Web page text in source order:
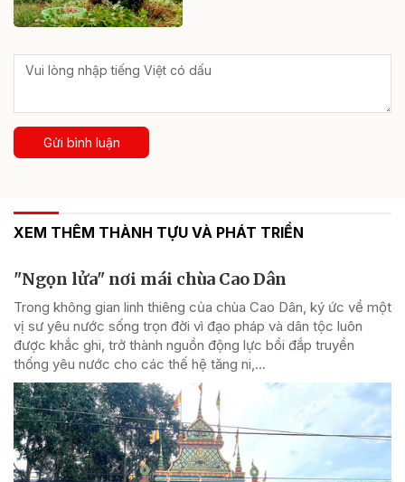
Gửi bình luận
XEM THÊM THÀNH TỰU VÀ PHÁT TRIỂN
"Ngọn lửa" nơi mái chùa Cao Dân
Trong không gian linh thiêng của chùa Cao Dân, ký ức về một
vị sư yêu nước sống trọn đời vì đạo pháp và dân tộc luôn
được khắc ghi, trở thành nguồn động lực bồi đắp truyền
thống yêu nước cho các thế hệ tăng ni,...